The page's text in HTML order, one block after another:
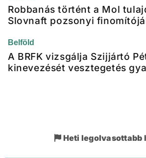
Robbanás történt a Mol
Slovnaft pozsonyi
Belföld
A BRFK vizsgálja Szijjártó
kinevezését vesztegetés
Heti legolvasottabb